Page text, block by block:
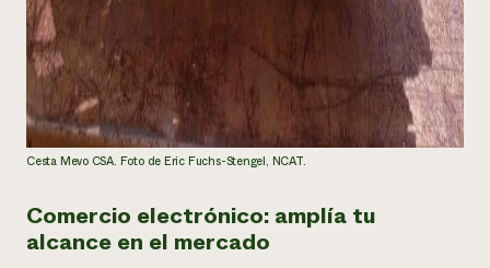
Cesta Mevo CSA. Foto de Eric Fuchs-Stengel, NCAT.
Comercio electrónico: amplía tu
alcance en el mercado